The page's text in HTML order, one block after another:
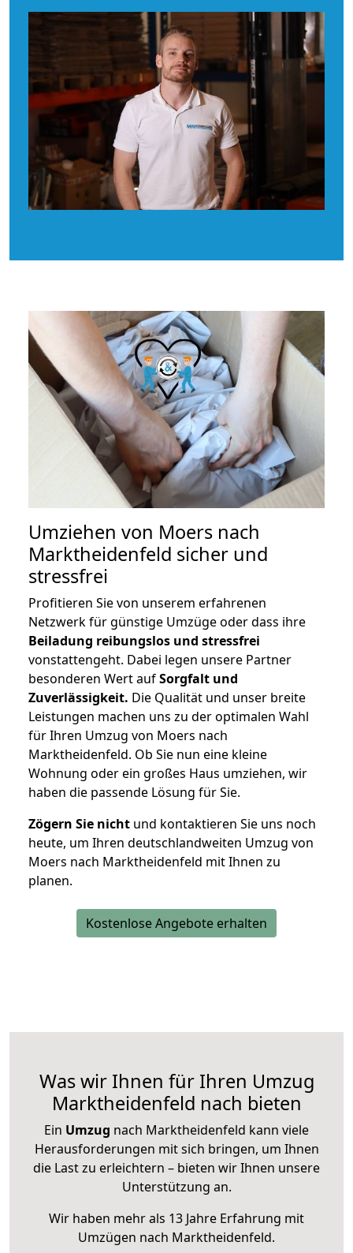
Umziehen von Moers nach
Marktheidenfeld sicher und
stressfrei
Profitieren Sie von unserem erfahrenen
Netzwerk für günstige Umzüge oder dass ihre
Beiladung reibungslos und stressfrei
vonstattengeht. Dabei legen unsere Partner
besonderen Wert aufSorgfalt und
Zuverlässigkeit. Die Qualität und unser breite
Leistungen machen uns zu der optimalen Wahl
für Ihren Umzug von Moers nach
Marktheidenfeld. Ob Sie nun eine kleine
Wohnung oder ein großes Haus umziehen, wir
haben die passende Lösung für Sie.
Zögern Sie nicht und kontaktieren Sie uns noch
heute, um Ihren deutschlandweiten Umzug von
Moers nach Marktheidenfeld mit Ihnen zu
planen.
Kostenlose Angebote erhalten
Was wir Ihnen für Ihren Umzug
Marktheidenfeld nach bieten
Ein Umzug nach Marktheidenfeld kann viele
Herausforderungen mit sich bringen, um Ihnen
die Last zu erleichtern – bieten wir Ihnen unsere
Unterstützung an.
Wir haben mehr als 13 Jahre Erfahrung mit
Umzügen nach Marktheidenfeld.